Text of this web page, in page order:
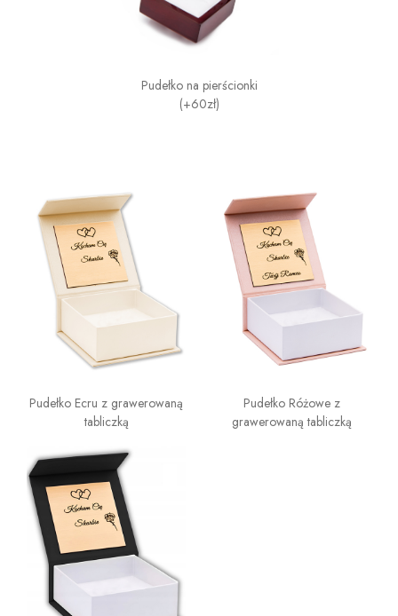
Pudełko na pierścionki
(+60zł)
Pudełko Ecru z grawerowaną
tabliczką
Pudełko Różowe z
grawerowaną tabliczką